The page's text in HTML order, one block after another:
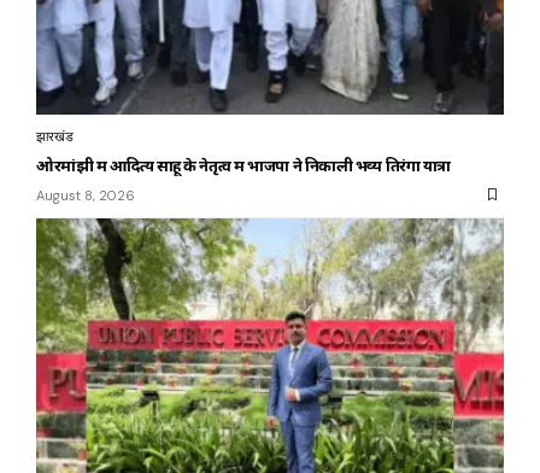
झारखंड
ओरमांझी में आदित्य साहू के नेतृत्व में भाजपा ने निकाली भव्य तिरंगा यात्रा
August 8, 2026